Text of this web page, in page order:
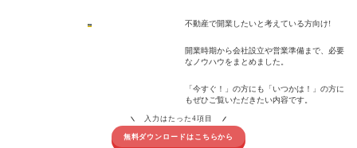
不動産で開業したいと考えている方向け!
開業時期から会社設立や営業準備まで、必要
なノウハウをまとめました。
「今すぐ！」の方にも「いつかは！」の方に
もぜひご覧いただきたい内容です。
入力はたった4項目
無料ダウンロードはこちらから